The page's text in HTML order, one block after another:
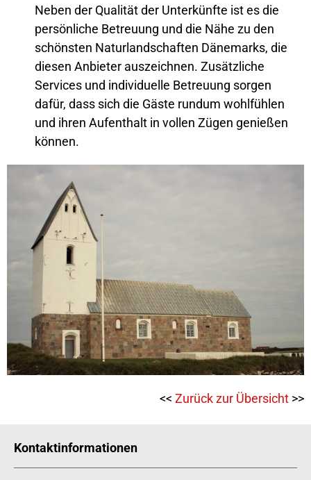
Neben der Qualität der Unterkünfte ist es die
persönliche Betreuung und die Nähe zu den
schönsten Naturlandschaften Dänemarks, die
diesen Anbieter auszeichnen. Zusätzliche
Services und individuelle Betreuung sorgen
dafür, dass sich die Gäste rundum wohlfühlen
und ihren Aufenthalt in vollen Zügen genießen
können.
<< Zurück zur Übersicht >>
Kontaktinformationen